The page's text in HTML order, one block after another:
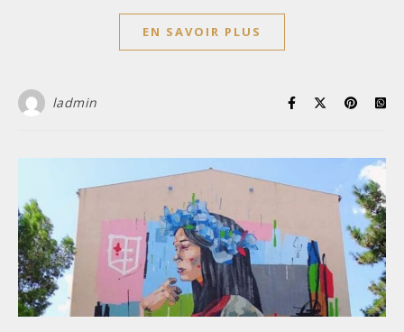
EN SAVOIR PLUS
ladmin